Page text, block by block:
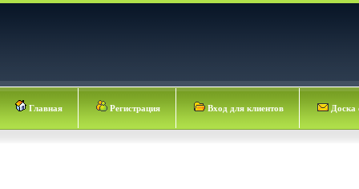
Главная Регистрация Вход для клиентов Доска